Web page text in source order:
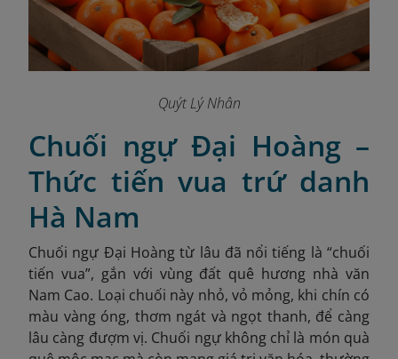
Quýt Lý Nhân
Chuối ngự Đại Hoàng –
Thức tiến vua trứ danh
Hà Nam
Chuối ngự Đại Hoàng từ lâu đã nổi tiếng là “chuối
tiến vua”, gắn với vùng đất quê hương nhà văn
Nam Cao. Loại chuối này nhỏ, vỏ mỏng, khi chín có
màu vàng óng, thơm ngát và ngọt thanh, để càng
lâu càng đượm vị. Chuối ngự không chỉ là món quà